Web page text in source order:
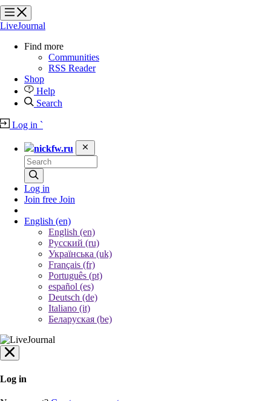
?
?
LiveJournal
Find more
Communities
RSS Reader
Shop
Help
Search
Log in `
nickfw.ru
Log in
Join free Join
English (en)
English (en)
Русский (ru)
Українська (uk)
Français (fr)
Português (pt)
español (es)
Deutsch (de)
Italiano (it)
Беларуская (be)
Log in